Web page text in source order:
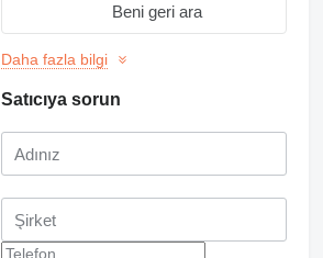
Beni geri ara
Daha fazla bilgi
Satıcıya sorun